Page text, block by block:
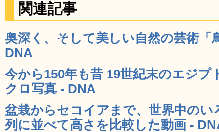
関連記事
奥深く、そして美しい自然の芸術「
DNA
今から150年も昔 19世紀末のエジプ
クロ写真 - DNA
盆栽からセコイアまで、世界中の
列に並べて高さを比較した動画 -